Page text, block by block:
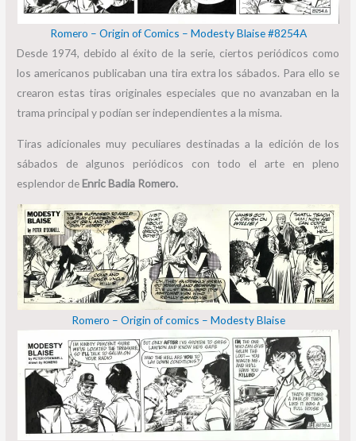
Romero – Origin of Comics – Modesty Blaise #8254A
Desde 1974, debido al éxito de la serie, ciertos periódicos como
los americanos publicaban una tira extra los sábados. Para ello se
crearon estas tiras originales especiales que no avanzaban en la
trama principal y podían ser independientes a la misma.
Tiras adicionales muy peculiares destinadas a la edición de los
sábados de algunos periódicos con todo el arte en pleno
esplendor deEnric Badia Romero.
Romero – Origin of comics – Modesty Blaise